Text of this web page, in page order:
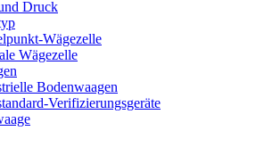
Druck
Wägezelle
Wägezelle
Bodenwaagen
Verifizierungsgeräte